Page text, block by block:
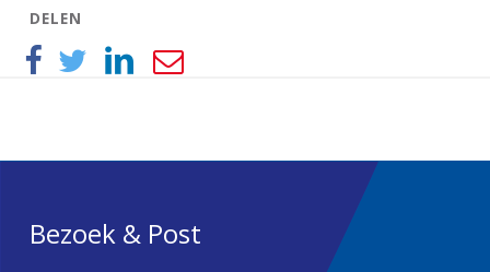
DELEN
Bezoek & Post